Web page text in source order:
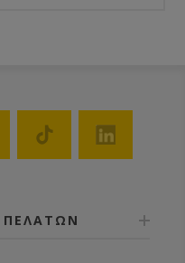
ΠΕΛΑΤΩΝ